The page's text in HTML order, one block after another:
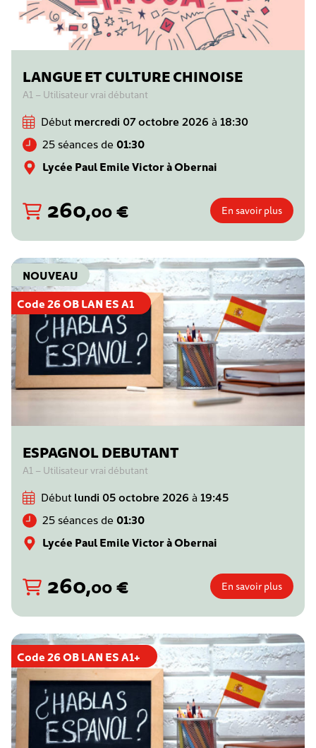
LANGUE ET CULTURE CHINOISE
A1 – Utilisateur vrai débutant
Début mercredi 07 octobre 2026 à 18:30
25 séances de 01:30
Lycée Paul Emile Victor à Obernai
260,00€ En savoir plus
Code 26 OB LAN ES A1
NOUVEAU
ESPAGNOL DEBUTANT
A1 – Utilisateur vrai débutant
Début lundi 05 octobre 2026 à 19:45
25 séances de 01:30
Lycée Paul Emile Victor à Obernai
260,00€ En savoir plus
Code 26 OB LAN ES A1+